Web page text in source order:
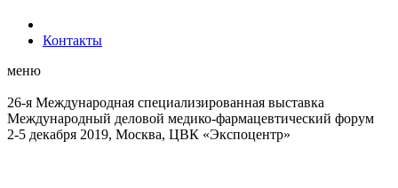
Контакты
меню
26-я Международная специализированная выставка
Международный деловой медико-фармацевтический форум
2-5 декабря 2019, Москва, ЦВК «Экспоцентр»